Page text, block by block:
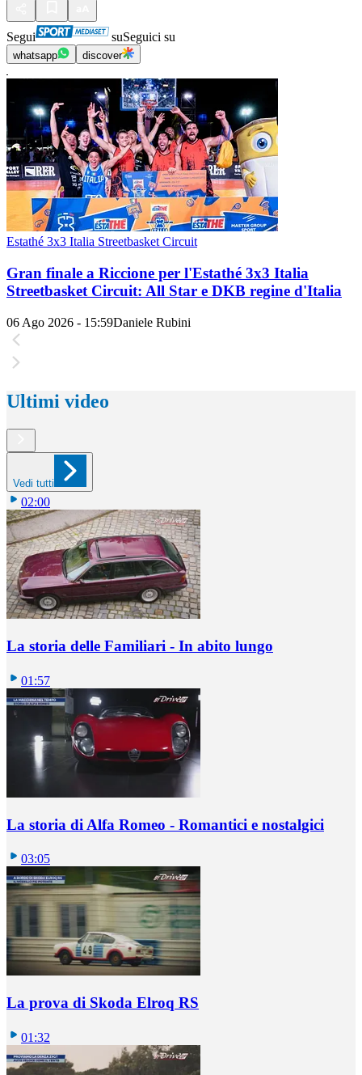
Segui suSeguici su
whatsapp discover
Estathé 3x3 Italia Streetbasket Circuit
Gran finale a Riccione per l'Estathé 3x3 Italia
Streetbasket Circuit: All Star e DKB regine d'Italia
06 Ago 2026 - 15:59Daniele Rubini
Ultimi video
Vedi tutti
02:00
La storia delle Familiari - In abito lungo
01:57
La storia di Alfa Romeo - Romantici e nostalgici
03:05
La prova di Skoda Elroq RS
01:32